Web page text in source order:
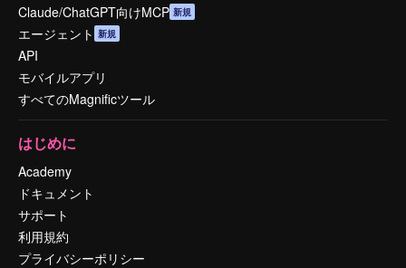
Claude/ChatGPT向けMCP 新規
エージェント 新規
API
モバイルアプリ
すべてのMagnificツール
はじめに
Academy
ドキュメント
サポート
利用規約
プライバシーポリシー